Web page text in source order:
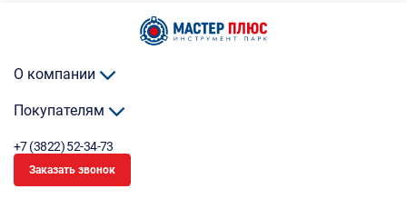
О компании
Покупателям
+7 (3822) 52-34-73
Заказать звонок